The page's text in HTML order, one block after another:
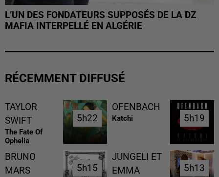
L’UN DES FONDATEURS SUPPOSÉS DE LA DZ
MAFIA INTERPELLÉ EN ALGÉRIE
RÉCEMMENT DIFFUSÉ
TAYLOR
SWIFT
The Fate Of
Ophelia
5h22
5h22
OFENBACH
Katchi 5h19
5h19
BRUNO
MARS
5h15
5h15
JUNGELI ET
EMMA
5h13
5h13